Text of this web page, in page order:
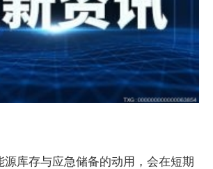
源库存与应急储备的动用，会在短期